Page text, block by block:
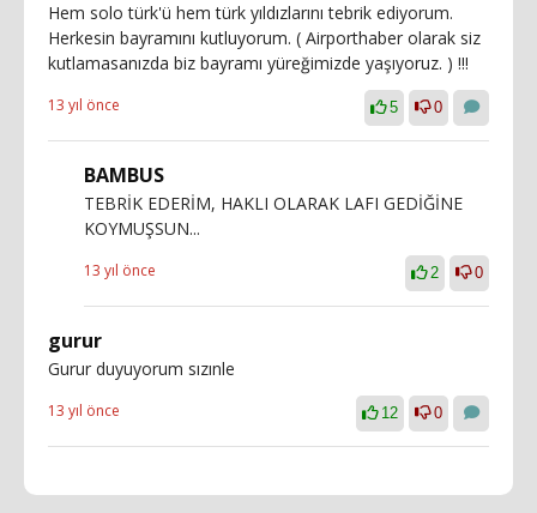
Hem solo türk'ü hem türk yıldızlarını tebrik ediyorum.
Herkesin bayramını kutluyorum. ( Airporthaber olarak siz
kutlamasanızda biz bayramı yüreğimizde yaşıyoruz. ) !!!
13 yıl önce 5 0
BAMBUS
TEBRİK EDERİM, HAKLI OLARAK LAFI GEDİĞİNE
KOYMUŞSUN...
13 yıl önce 2 0
gurur
Gurur duyuyorum sızınle
13 yıl önce 12 0